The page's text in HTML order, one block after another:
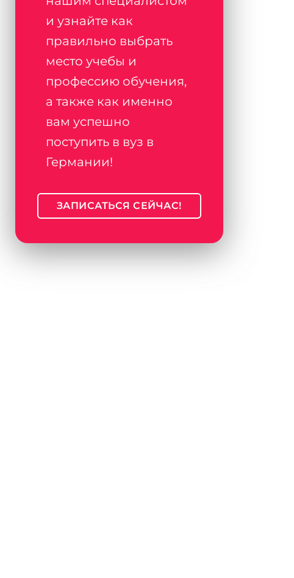
и узнайте как
правильно выбрать
место учебы и
профессию обучения,
а также как именно
вам успешно
поступить в вуз в
Германии!
ЗАПИСАТЬСЯ СЕЙЧАС!